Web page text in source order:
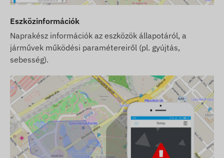
Eszközinformációk
Naprakész információk az eszközök állapotáról, a
járművek működési paramétereiről (pl. gyújtás,
sebesség).